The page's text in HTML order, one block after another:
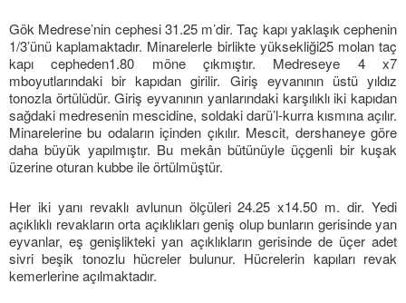
Gök Medrese’nin cephesi 31.25 m’dir. Taç kapı yaklaşık cephenin
1/3’ünü kaplamaktadır. Minarelerle birlikte yüksekliği25 molan taç
kapı cepheden1.80 möne çıkmıştır. Medreseye 4 x7
mboyutlarındaki bir kapıdan girilir. Giriş eyvanının üstü yıldız
tonozla örtülüdür. Giriş eyvanının yanlarındaki karşılıklı iki kapıdan
sağdaki medresenin mescidine, soldaki darü’l-kurra kısmına açılır.
Minarelerine bu odaların içinden çıkılır. Mescit, dershaneye göre
daha büyük yapılmıştır. Bu mekân bütünüyle üçgenli bir kuşak
üzerine oturan kubbe ile örtülmüştür.
Her iki yanı revaklı avlunun ölçüleri 24.25 x14.50 m. dir. Yedi
açıklıklı revakların orta açıklıkları geniş olup bunların gerisinde yan
eyvanlar, eş genişlikteki yan açıklıkların gerisinde de üçer adet
sivri beşik tonozlu hücreler bulunur. Hücrelerin kapıları revak
kemerlerine açılmaktadır.